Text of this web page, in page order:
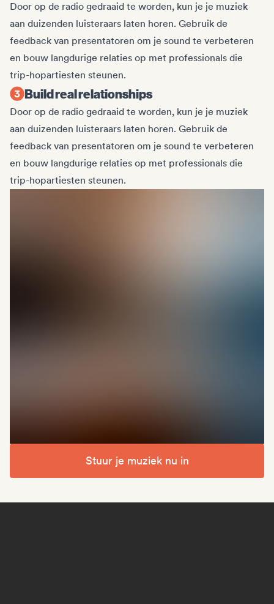
Door op de radio gedraaid te worden, kun je je muziek
aan duizenden luisteraars laten horen. Gebruik de
feedback van presentatoren om je sound te verbeteren
en bouw langdurige relaties op met professionals die
trip-hopartiesten steunen.
Build real relationships
Door op de radio gedraaid te worden, kun je je muziek
aan duizenden luisteraars laten horen. Gebruik de
feedback van presentatoren om je sound te verbeteren
en bouw langdurige relaties op met professionals die
trip-hopartiesten steunen.
Stuur je muziek nu in